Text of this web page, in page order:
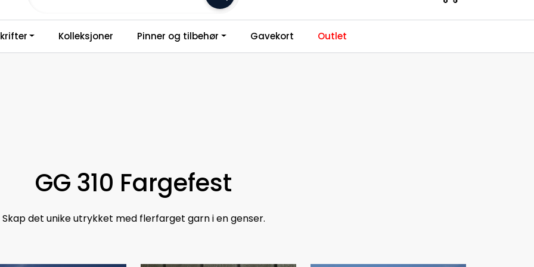
Kundeservice
Kolleksjoner Pinner og tilbehør Gavekort Outlet
GG 310 Fargefest
Skap det unike utrykket med flerfarget garn i en genser.